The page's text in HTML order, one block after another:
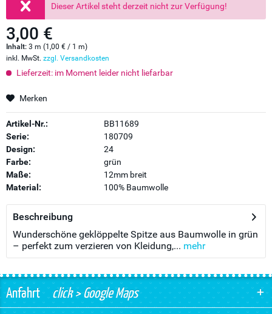
Dieser Artikel steht derzeit nicht zur Verfügung!
3,00 €
Inhalt: 3 m (1,00 € / 1 m)
inkl. MwSt. zzgl. Versandkosten
Lieferzeit: im Moment leider nicht liefarbar
Merken
Artikel-Nr.:
BB11689
Serie:
180709
Design:
24
Farbe:
grün
Maße:
12mm breit
Material:
100% Baumwolle
Beschreibung
Wunderschöne geklöppelte Spitze aus Baumwolle in grün
– perfekt zum verzieren von Kleidung,... mehr
Anfahrtclick > Google Maps